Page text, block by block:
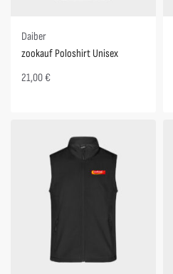
Daiber
zookauf Poloshirt Unisex
21,00 €